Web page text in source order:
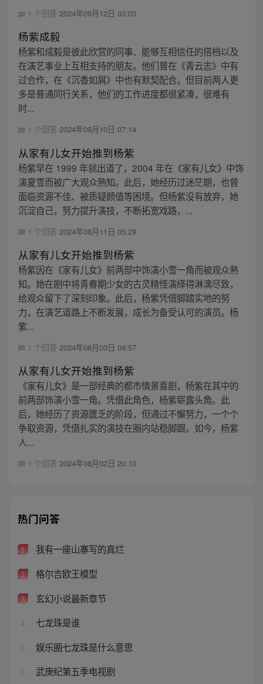
1 个回答 2024年09月12日 03:03
杨紫成毅
杨紫和成毅是彼此欣赏的同事、能够互相信任的搭档以及
在演艺事业上互相支持的朋友。他们曾在《青云志》中有
过合作，在《沉香如屑》中也有默契配合。但目前两人更
多是普通同行关系，他们的工作进度都很紧凑，很难有
时...
1 个回答 2024年09月10日 07:14
从家有儿女开始推到杨紫
杨紫早在 1999 年就出道了，2004 年在《家有儿女》中饰
演夏雪而被广大观众熟知。此后，她经历过迷茫期，也曾
面临资源不佳、被质疑颜值等困境。但杨紫没有放弃，她
沉淀自己，努力提升演技，不断拓宽戏路，...
1 个回答 2024年08月11日 05:29
从家有儿女开始推到杨紫
杨紫因在《家有儿女》前两部中饰演小雪一角而被观众熟
知。她在剧中将青春期少女的古灵精怪演绎得淋漓尽致，
给观众留下了深刻印象。此后，杨紫凭借脚踏实地的努
力，在演艺道路上不断发展，成长为备受认可的演员。杨
紫...
1 个回答 2024年08月03日 04:57
从家有儿女开始推到杨紫
《家有儿女》是一部经典的都市情景喜剧，杨紫在其中的
前两部饰演小雪一角。凭借此角色，杨紫崭露头角。此
后，她经历了资源匮乏的阶段，但通过不懈努力，一个个
争取资源，凭借扎实的演技在圈内站稳脚跟。如今，杨紫
人...
1 个回答 2024年08月02日 20:10
热门问答
1 我有一座山寨写的真烂
2 格尔吉欧王模型
3 玄幻小说最新章节
4 七龙珠是谁
5 娱乐圈七龙珠是什么意思
6 武庚纪第五季电视剧